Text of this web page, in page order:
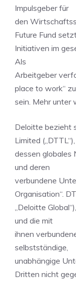
Impulsgeber für
den
Future Fund
Initiativen im
Als
Arbeitgeber
place to work“ zu
sein. Mehr unter
Deloitte bezieht
Limited („DTTL“),
dessen globales
und deren
verbundene
Organisation“.
„Deloitte
und die mit
ihnen
selbstständige,
unabhängige
Dritten nicht